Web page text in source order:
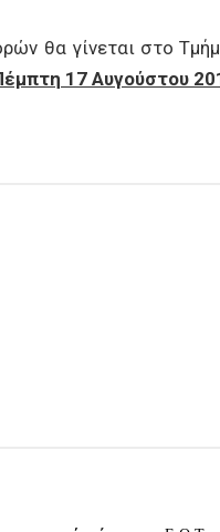
θα γίνεται στο
17 Αυγούστου